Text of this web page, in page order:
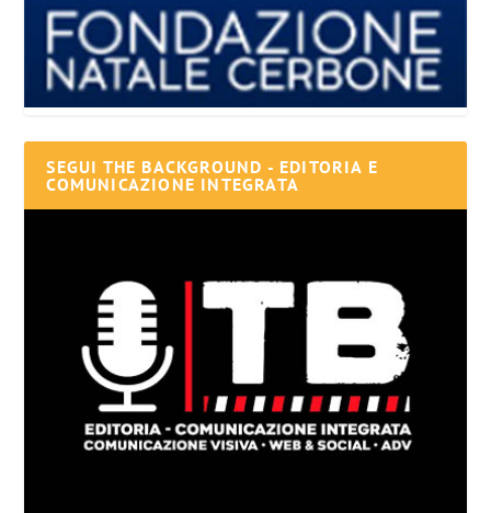
SEGUI THE BACKGROUND - EDITORIA E
COMUNICAZIONE INTEGRATA